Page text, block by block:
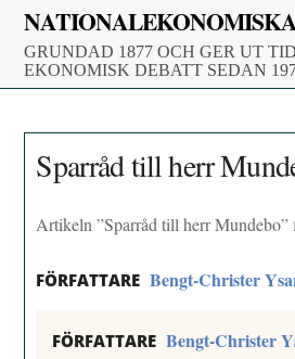
Skip
content
GRUNDAD 1877 OCH GER UT
EKONOMISK DEBATT SEDAN
Sparråd till herr
Artikeln ”Sparråd till herr Mundebo”
FÖRFATTARE Bengt-Christer
FÖRFATTARE Bengt-Christer